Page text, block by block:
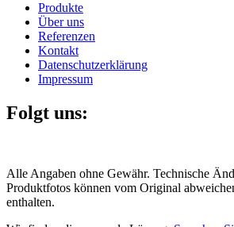
Produkte
Über uns
Referenzen
Kontakt
Datenschutzerklärung
Impressum
Folgt uns:
Alle Angaben ohne Gewähr. Technische
Produktfotos können vom Original
enthalten.